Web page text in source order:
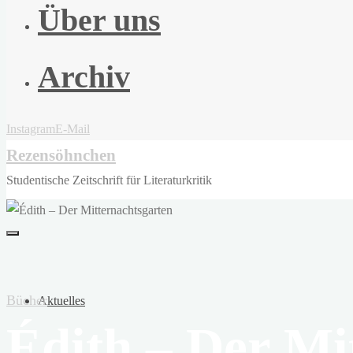
Über uns
Archiv
InstagramE-Mail
Rezensöhnchen
Studentische Zeitschrift für Literaturkritik
Aktuelles
Bücher